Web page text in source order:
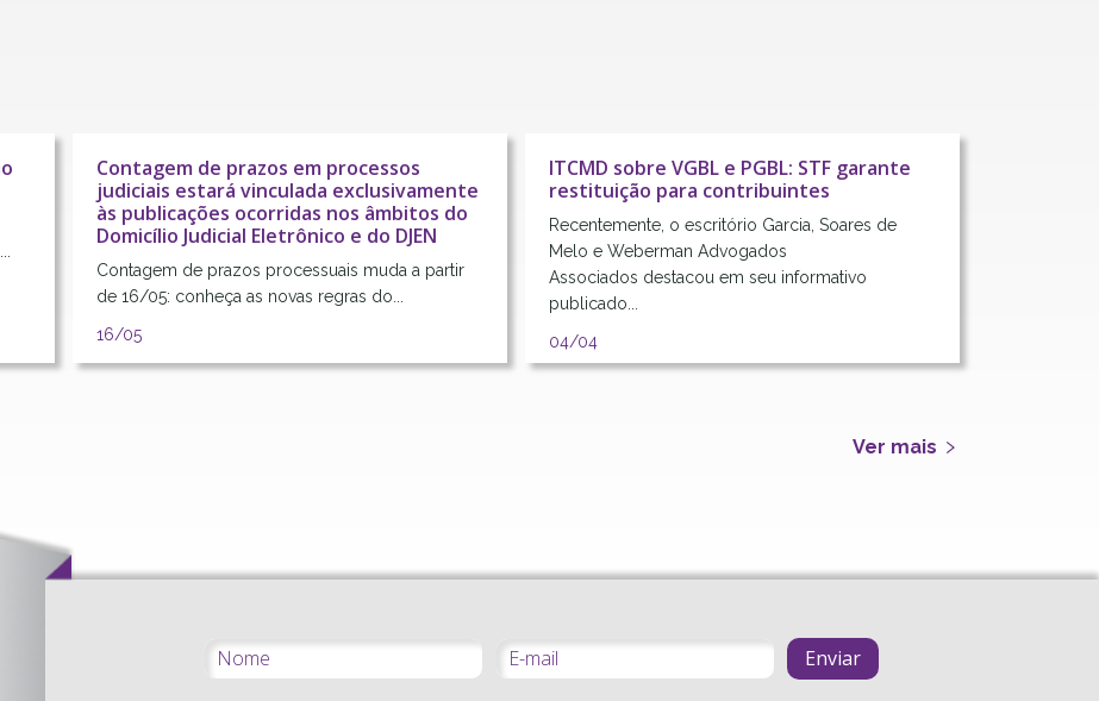
Contagem de prazos em processos
judiciais estará vinculada exclusivamente
às publicações ocorridas nos âmbitos do
Domicílio Judicial Eletrônico e do DJEN
Contagem de prazos processuais muda a partir
de 16/05: conheça as novas regras do...
16/05
ITCMD sobre VGBL e PGBL: STF garante
restituição para contribuintes
Recentemente, o escritório Garcia, Soares de
Melo e Weberman Advogados
Associados destacou em seu informativo
publicado...
04/04
Ver mais